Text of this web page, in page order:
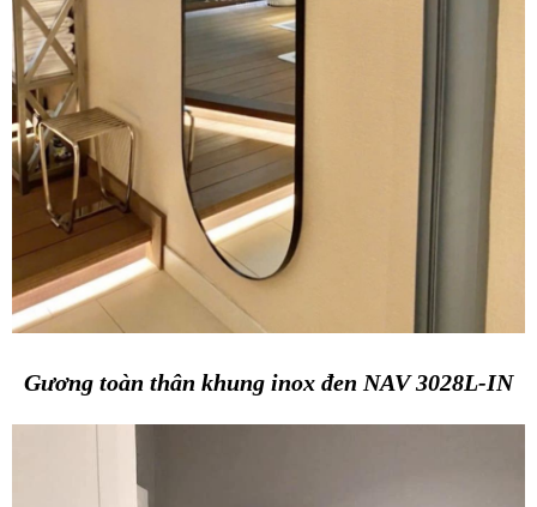
Gương toàn thân khung inox đen NAV 3028L-IN